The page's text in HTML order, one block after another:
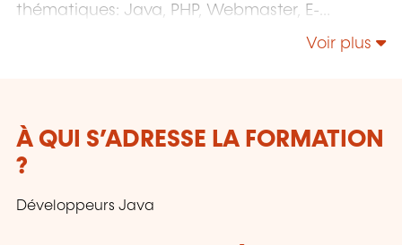
thématiques: Java, PHP, Webmaster, E-
Autocad, Photoshop, l'intelligence artificielle,
Voir plus
À QUI S’ADRESSE LA FORMATION
?
Développeurs Java